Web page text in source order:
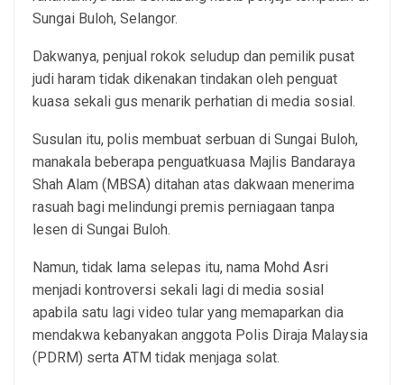
Sungai Buloh, Selangor.
Dakwanya, penjual rokok seludup dan pemilik pusat
judi haram tidak dikenakan tindakan oleh penguat
kuasa sekali gus menarik perhatian di media sosial.
Susulan itu, polis membuat serbuan di Sungai Buloh,
manakala beberapa penguatkuasa Majlis Bandaraya
Shah Alam (MBSA) ditahan atas dakwaan menerima
rasuah bagi melindungi premis perniagaan tanpa
lesen di Sungai Buloh.
Namun, tidak lama selepas itu, nama Mohd Asri
menjadi kontroversi sekali lagi di media sosial
apabila satu lagi video tular yang memaparkan dia
mendakwa kebanyakan anggota Polis Diraja Malaysia
(PDRM) serta ATM tidak menjaga solat.